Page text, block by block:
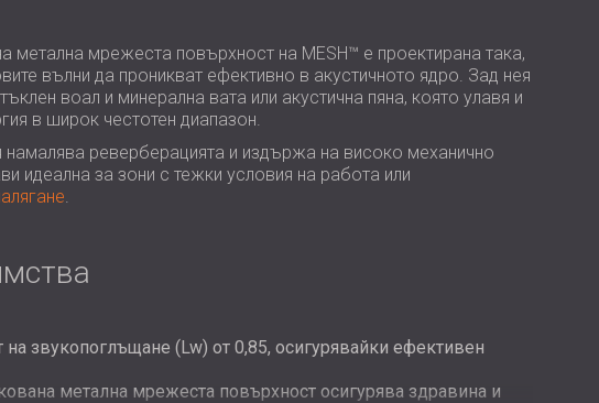
метална мрежеста повърхност на MESH™ е проектирана така,
вълни да проникват ефективно в акустичното ядро. Зад нея
воал и минерална вата или акустична пяна, която улавя и
в широк честотен диапазон.
намалява реверберацията и издържа на високо механично
идеална за зони с тежки условия на работа или
.
звукопоглъщане (Lw) от 0,85, осигурявайки ефективен
метална мрежеста повърхност осигурява здравина и